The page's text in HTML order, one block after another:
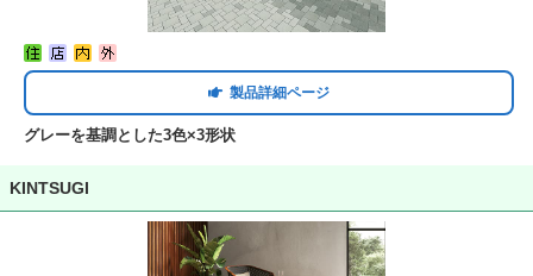
製品詳細ページ
グレーを基調とした3色×3形状
KINTSUGI